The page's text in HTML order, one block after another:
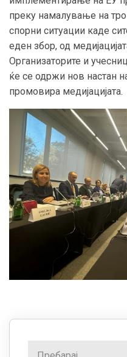
преку намалување на
спорни ситуации каде
еден збор, од
Организаторите и
ќе се одржи нов настан
промовира медијацијата.